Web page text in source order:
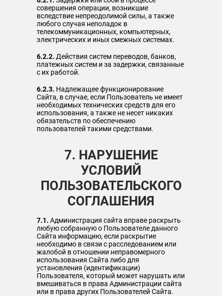
совершения операции, возникшие
вследствие непреодолимой силы, а также
любого случая неполадок в
телекоммуникационных, компьютерных,
электрических и иных смежных системах.
6.2.2. Действия систем переводов, банков,
платежных систем и за задержки, связанные
с их работой.
6.2.3. Надлежащее функционирование
Сайта, в случае, если Пользователь не имеет
необходимых технических средств для его
использования, а также не несет никаких
обязательств по обеспечению
пользователей такими средствами.
7. НАРУШЕНИЕ
УСЛОВИЙ
ПОЛЬЗОВАТЕЛЬСКОГО
СОГЛАШЕНИЯ
7.1. Администрация сайта вправе раскрыть
любую собранную о Пользователе данного
Сайта информацию, если раскрытие
необходимо в связи с расследованием или
жалобой в отношении неправомерного
использования Сайта либо для
установления (идентификации)
Пользователя, который может нарушать или
вмешиваться в права Администрации сайта
или в права других Пользователей Сайта.